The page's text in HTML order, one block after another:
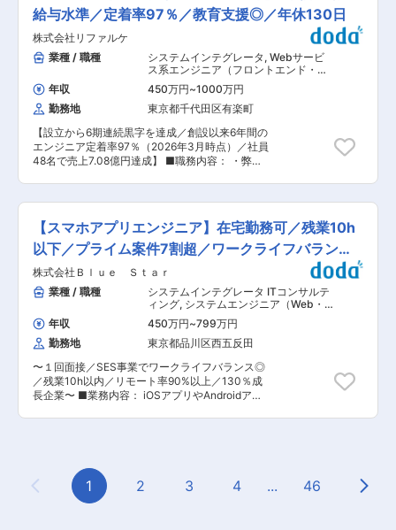
す。 変更の範囲：会社の定める業務
み ・分析や企画の段階からサービス・機能の開
発 2. 社内向けオペレーションアプリの開発 ・
車両のメンテナンスやポートへの配置などの作業
を効率化するための社内向けアプリケーション開
発 ・社内の需要や課題をヒアリング、理解しなが
リ（Android）の設計〜実装 ・チームリード（お
任せできるなら） 【開発環境】 ▼メンバー 正社
員2名、業務委託4名 ▼技術スタック
Kotlin(Native), MVVM, Jetpack Compose, Map
Compose, etc. 【Androidチームで働く魅力】
LUUPのモバイルアプリは車両の利用状況やポー
る、アプリ操作による車両の解施錠を可能とす
る、などの一連の動きを完結させるものであるた
します。 変更の範囲：会社の定める業務
ラウザで、ECサイトにアクセスすると、自動でク
ーポンやキャッシュバック・最安値情報を検索し
て発見し、見つかれば表示してその場で適用まで
できる、便利なショッピングアシストツールで
す。 複雑な調べ作業や難しい入力の手間などを自
動化し、誰もがフラットに、便利に、楽しく、経
済的にオンラインコマースを利用できる世界を目
指しています。 ■コミュニケーションデザイナー
の仕事内容について PLUGは、お得を自動で発見
し、お金と時間の節約をユーザーに届けるサービ
スです。 ユーザーにとってのお得な情報・利益と
いうのは、多くのカテゴリに分類できますが、そ
れらをカテゴリ横串的に網羅していくのがPLUG
サービス全般のお得を提供できる可能性がありま
す。そのようなPLUGの世界観をプロダクトや
LP、アプリ内素材、資料等に落とし込める方を募
集しております。 ■具体的な仕事内容 ユーザー
通知用のバナー・素材やWebページのデザイン ラ
ンディングページのデザイン 営業資料などのデザ
イン そのほかデザイン関連業務を幅広く ■社員
インタビューもぜひご覧ください。
https://career.stract.co.jp/
給与水準／定着率97％／教育支援◎／年休130日
株式会社リファルケ
業種 / 職種
システムインテグレータ , Webサービ
ス系エンジニア（フロントエンド・サ
ーバーサイド・フルスタック） スマホ
アプリ・ネイティブアプリ系エンジニ
ア
年収 450万円~1000万円
勤務地
東京都千代田区有楽町
【設立から6期連続黒字を達成／創設以来6年間の
エンジニア定着率97％（2026年3月時点）／社員
48名で売上7.08億円達成】 ■職務内容： ・弊社
ベンチャーのWebサービス案件をはじめモダンな
開発環境で成長できるプロジェクトが多数。取引
先数は、3000社以上ある為、ご自身のキャリア
アップやスキル・希望に合ったプロジェクトでご
活躍ください。 ■職務詳細(案件例)： 【通信キャ
リア向けアプリケーション開発(出社)】 ・工程：
基本設計〜結合試験実施、総合試験および顧客受
入試験バグ改修 ・環境：Android、Java 【決済
システム開発(リモートワーク導入)】 ・工程：基
本設計、開発、テスト ・環境：Android、iOS
【業務用スマホアプリ向けモックアップ開発(フル
リモートワーク)】 ・工程：開発、テスト ・環
境：iOS、Swift、Objective-C 【顧客社内管理向
けアプリケーションの開発(リモートワーク導
入)】 ・工程：開発、テスト ・環境：Android、
Swift、Kotlin ■キャリアの選択肢： ・早期活躍
ンジ可能なエンド直、元請直案件を保有していま
す。 ・単価／案件情報100％開示 ・高還元率×賞
与年3回＝業界でも高い給与水準を達成していま
【スマホアプリエンジニア】在宅勤務可／残業10h
以下／プライム案件7割超／ワークライフバランス
◎
株式会社Ｂｌｕｅ Ｓｔａｒ
業種 / 職種
システムインテグレータ ITコンサルテ
ィング, システムエンジニア（Web・
オープン系・パッケージ開発） スマホ
アプリ・ネイティブアプリ系エンジニ
ア
年収 450万円~799万円
勤務地
東京都品川区西五反田
〜１回面接／SES事業でワークライフバランス◎
／残業10h以内／リモート率90%以上／130％成
長企業〜 ■業務内容： iOSアプリやAndroidアプ
生活インフラを支えるアプリ開発のため、社会貢
献度が高く感じられるお仕事です。 ◇メイン担
当：iOSアプリ設計、実装／テスト ◇開発言語：
Previous Page
1 2 3 4 ... 46